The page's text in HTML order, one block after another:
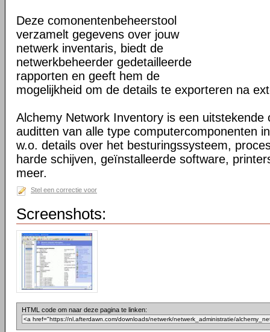
Deze comonentenbeheerstool
verzamelt gegevens over jouw
netwerk inventaris, biedt de
netwerkbeheerder gedetailleerde
rapporten en geeft hem de
mogelijkheid om de details te exporteren na
Alchemy Network Inventory is een uitstekende
auditten van alle type computercomponenten
w.o. details over het besturingssysteem,
harde schijven, geïnstalleerde software,
meer.
Stel een correctie voor
Screenshots:
HTML code om naar deze pagina te linken: